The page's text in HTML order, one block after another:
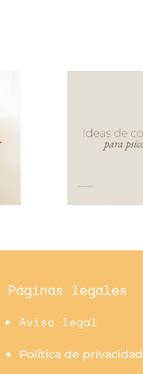
Páginas legales
Aviso legal
Política de privacidad